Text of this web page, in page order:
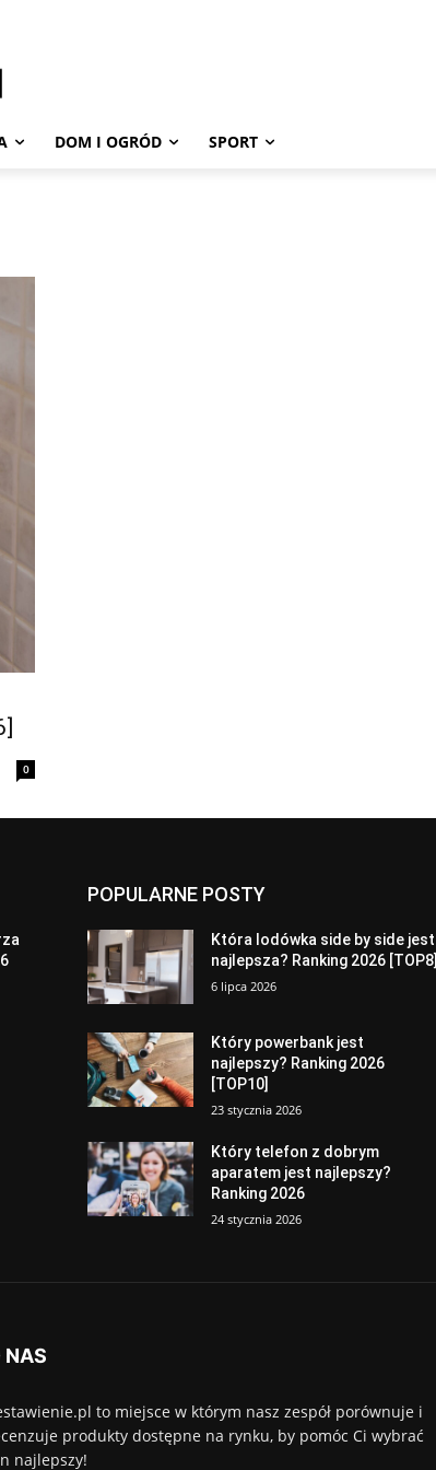
DOM I OGRÓD SPORT
0
POPULARNE POSTY
Która lodówka side by side jest
najlepsza? Ranking 2026 [TOP8]
6 lipca 2026
Który powerbank jest
najlepszy? Ranking 2026
[TOP10]
23 stycznia 2026
Który telefon z dobrym
aparatem jest najlepszy?
Ranking 2026
24 stycznia 2026
NAS
to miejsce w którym nasz zespół porównuje i
produkty dostępne na rynku, by pomóc Ci wybrać
najlepszy!